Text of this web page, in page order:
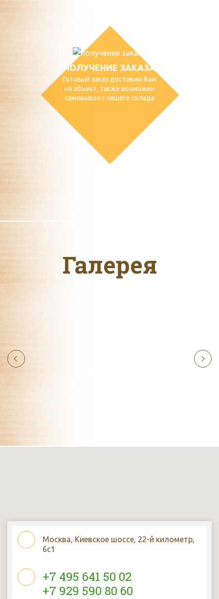
ПОЛУЧЕНИЕ ЗАКАЗА
Готовый заказ доставим Вам
на объект, также возможен
самовывоз с нашего склада
Галерея
Москва, Киевское шоссе, 22-й километр,
6с1
+7 495 641 50 02
+7 929 590 80 60